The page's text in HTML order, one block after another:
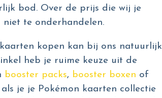
bod. Over de prijs die wij je
niet te onderhandelen.
kopen kan bij ons natuurlijk
heb je ruime keuze uit de
booster packs, booster boxen of
je je Pokémon kaarten collectie